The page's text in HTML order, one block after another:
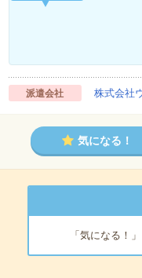
派遣会社 株式会社
気になる！
「気になる！